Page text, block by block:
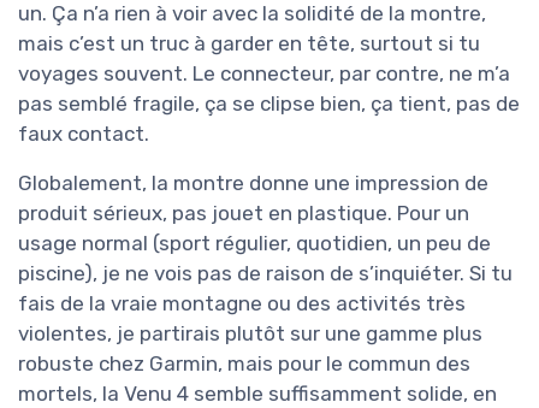
un. Ça n’a rien à voir avec la solidité de la montre,
mais c’est un truc à garder en tête, surtout si tu
voyages souvent. Le connecteur, par contre, ne m’a
pas semblé fragile, ça se clipse bien, ça tient, pas de
faux contact.
Globalement, la montre donne une impression de
produit sérieux, pas jouet en plastique. Pour un
usage normal (sport régulier, quotidien, un peu de
piscine), je ne vois pas de raison de s’inquiéter. Si tu
fais de la vraie montagne ou des activités très
violentes, je partirais plutôt sur une gamme plus
robuste chez Garmin, mais pour le commun des
mortels, la Venu 4 semble suffisamment solide, en